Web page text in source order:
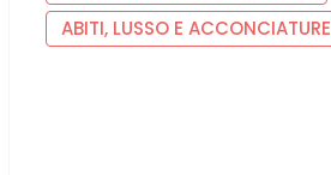
ABITI, LUSSO E ACCONCIATURE